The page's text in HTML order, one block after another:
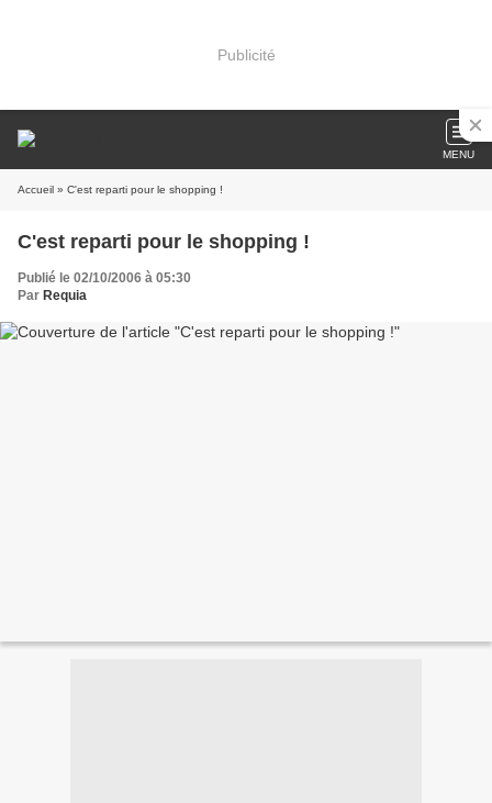
Publicité
MENU
Accueil » C'est reparti pour le shopping !
C'est reparti pour le shopping !
Publié le 02/10/2006 à 05:30
Par Requia